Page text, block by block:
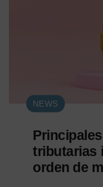
NEWS
tributarias
orden de